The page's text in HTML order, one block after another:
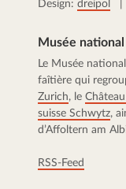
Design: dreipol |
Musée national
Le Musée
faîtière qui
Zurich, le
suisse Schwytz,
d’Affoltern am
RSS-Feed